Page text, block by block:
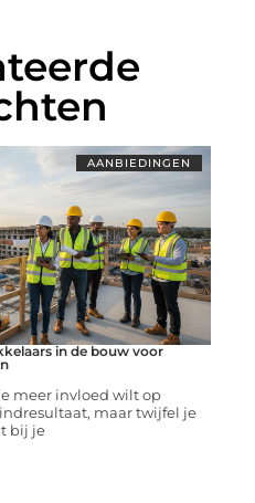
AANBIEDINGEN
in de bouw voor
meer invloed wilt op
maar twijfel je
bij je